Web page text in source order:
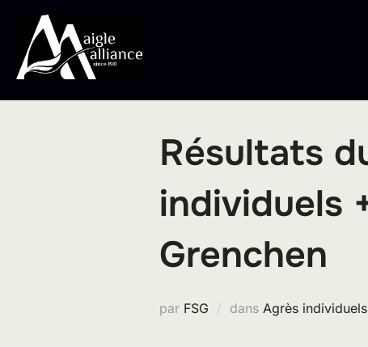
contenu
Résultats
individuels
Grenchen
par FSG dans Agrès individuels